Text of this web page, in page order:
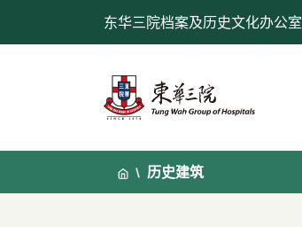
东华三院档案及历史文化办公室
历史建筑